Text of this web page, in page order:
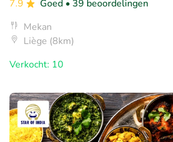
7.9 Goed • 39 beoordelingen
Mekan
Liège (8km)
Verkocht: 10